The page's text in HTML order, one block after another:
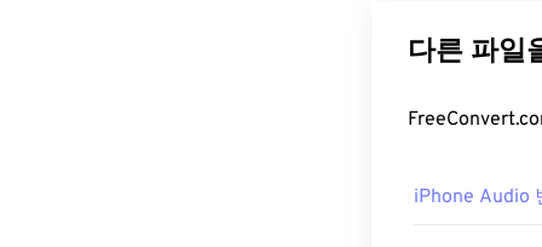
WMA Lossless
Microsoft가
WMA 파
로 이러한 파
iPhone Audio